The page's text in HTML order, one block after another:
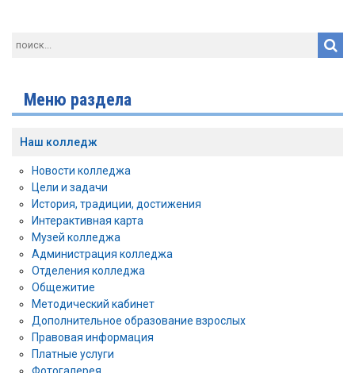
Меню раздела
Наш колледж
Новости колледжа
Цели и задачи
История, традиции, достижения
Интерактивная карта
Музей колледжа
Администрация колледжа
Отделения колледжа
Общежитие
Методический кабинет
Дополнительное образование взрослых
Правовая информация
Платные услуги
Фотогалерея